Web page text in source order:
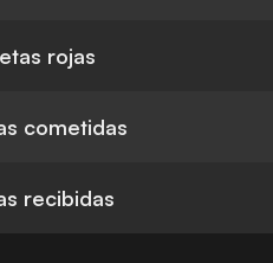
rojas
cometidas
recibidas